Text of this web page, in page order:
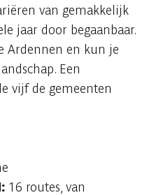
van gemakkelijk
jaar door begaanbaar.
Ardennen en kun je
Een
vijf de gemeenten
16 routes, van